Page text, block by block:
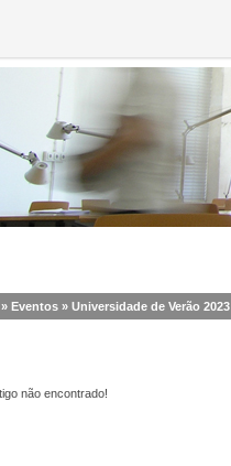
» Eventos » Universidade de Verão 2023
não encontrado!